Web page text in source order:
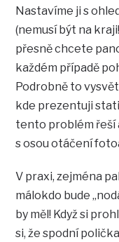
Nastavíme ji s
(nemusí být na
přesně chcete
každém případě
Podrobně to
kde prezentuji
tento problém řeší
s osou otáčení
V praxi, zejména
málokdo bude
by měl! Když si
si, že spodní